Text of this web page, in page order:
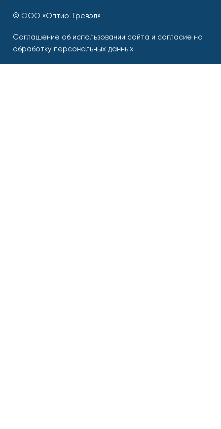
© ООО «Оптио Тревэл»
Соглашение об использовании сайта и согласие на
обработку персональных данных